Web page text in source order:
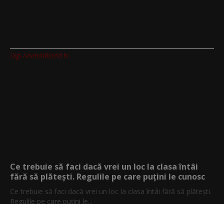
Digi-AnimalWorld.tv
Ce trebuie să faci dacă vrei un loc la clasa întâi
fără să plătești. Regulile pe care puțini le cunosc
Ce trebuie să faci dacă vrei un loc la clasa întâi fără să plătești.
Regulile pe care puțini le...